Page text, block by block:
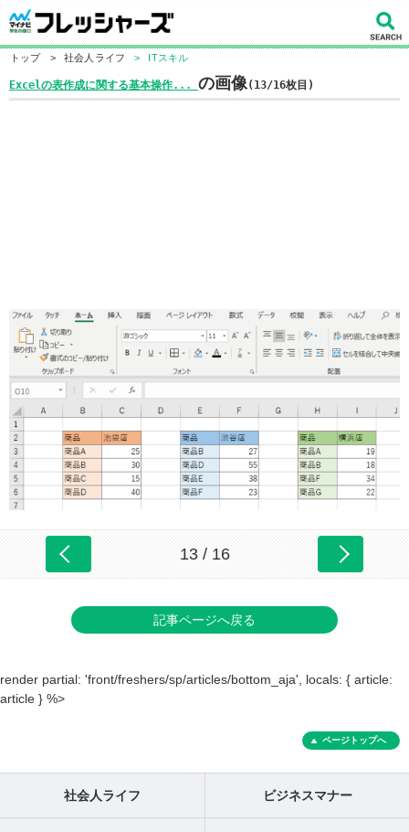
トップ > 社会人ライフ > ITスキル
Excelの表作成に関する基本操作... の画像(13/16枚目)
13 / 16
記事ページへ戻る
render partial: 'front/freshers/sp/articles/bottom_aja', locals: { article:
article } %>
ページトップへ
社会人ライフ ビジネスマナー